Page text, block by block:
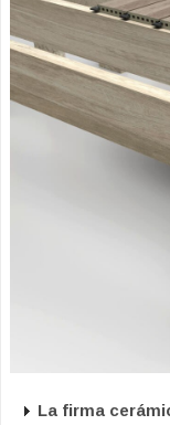
La firma